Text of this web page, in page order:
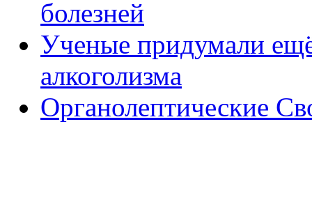
болезней
Ученые придумали
алкоголизма
Органолептические